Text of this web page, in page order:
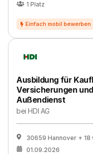
1 Platz
Ausbildung für
Versicherungen
Außendienst
beiHDI AG
30659 Hannover + 18
01.09.2026